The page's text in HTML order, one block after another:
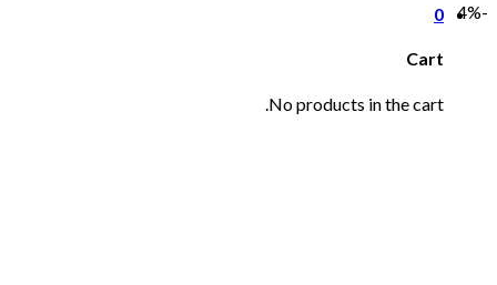
0
Cart
No products in the cart.
-4%